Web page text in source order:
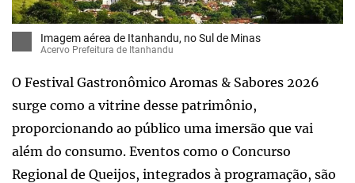
Imagem aérea de Itanhandu, no Sul de Minas
Acervo Prefeitura de Itanhandu
O Festival Gastronômico Aromas & Sabores 2026
surge como a vitrine desse patrimônio,
proporcionando ao público uma imersão que vai
além do consumo. Eventos como o Concurso
Regional de Queijos, integrados à programação, são